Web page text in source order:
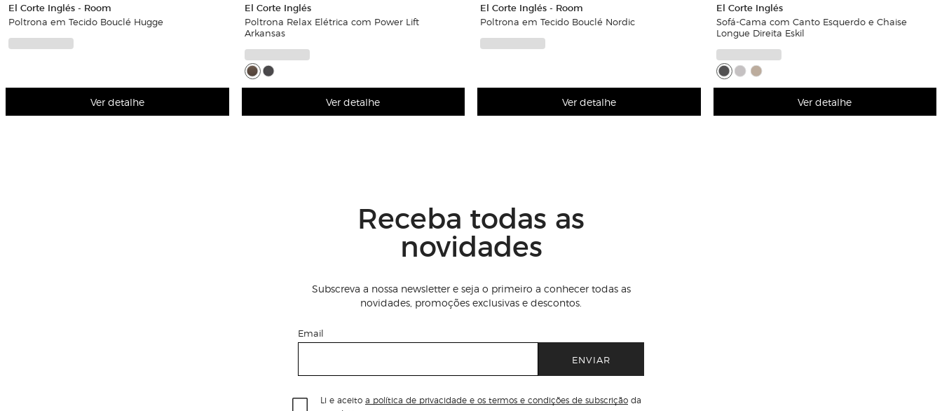
El Corte Inglés - Room
Poltrona em Tecido Bouclé Hugge
Ver detalhe
El Corte Inglés
Poltrona Relax Elétrica com Power Lift
Arkansas
Ver detalhe
El Corte Inglés - Room
Poltrona em Tecido Bouclé Nordic
Ver detalhe
El Corte Inglés
Sofá-Cama com Canto Esquerdo e Chaise
Longue Direita Eskil
Ver detalhe
Receba todas as
novidades
Subscreva a nossa newsletter e seja o primeiro a conhecer todas as
novidades, promoções exclusivas e descontos.
Email
ENVIAR
Li e aceito a política de privacidade e os termos e condições de subscrição da